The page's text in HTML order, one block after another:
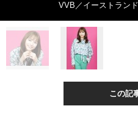
VVB／イーストラン
この記